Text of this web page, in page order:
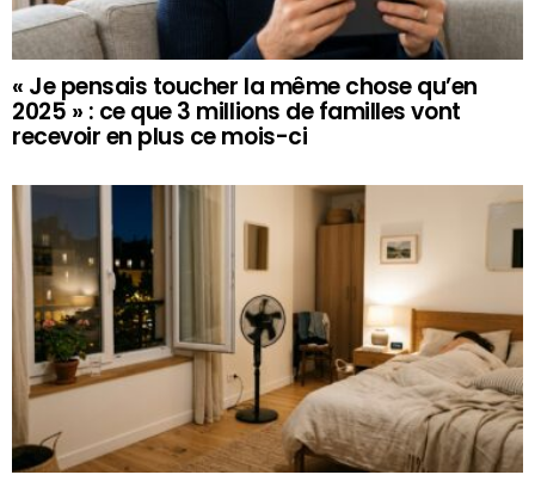
« Je pensais toucher la même chose qu’en
2025 » : ce que 3 millions de familles vont
recevoir en plus ce mois-ci